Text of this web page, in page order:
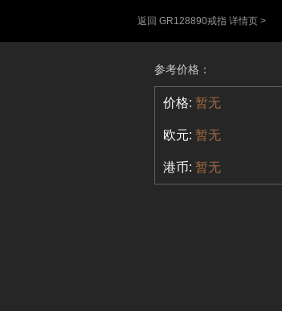
返回 GR128890戒指 详情页 >
参考价格：
价格: 暂无
欧元: 暂无
港币: 暂无